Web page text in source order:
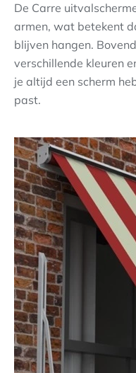
De Carre
armen, wat betekent
blijven hangen.
verschillende kleuren
je altijd een scherm
past.